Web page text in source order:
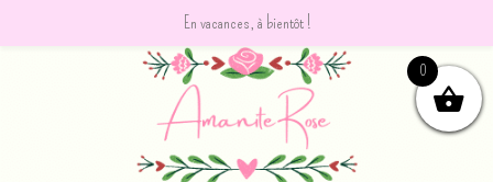
En vacances, à bientôt !
0